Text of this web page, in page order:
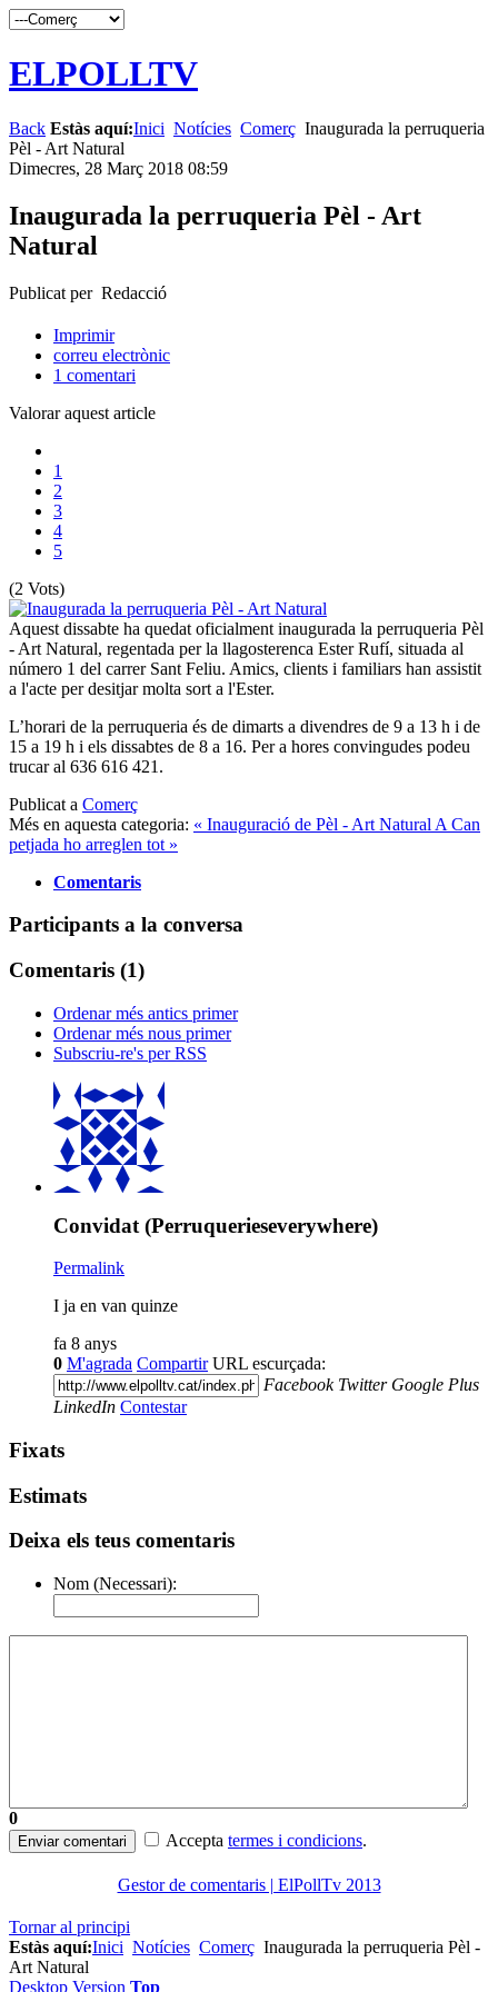
ELPOLLTV
Back Estàs aquí:Inici Notícies Comerç Inaugurada la perruqueria
Pèl - Art Natural
Dimecres, 28 Març 2018 08:59
Inaugurada la perruqueria Pèl - Art
Natural
Publicat per Redacció
Imprimir
correu electrònic
1 comentari
Valorar aquest article
1
2
3
4
5
(2 Vots)
Aquest dissabte ha quedat oficialment inaugurada la perruqueria Pèl
- Art Natural, regentada per la llagosterenca Ester Rufí, situada al
número 1 del carrer Sant Feliu. Amics, clients i familiars han assistit
a l'acte per desitjar molta sort a l'Ester.
L’horari de la perruqueria és de dimarts a divendres de 9 a 13 h i de
15 a 19 h i els dissabtes de 8 a 16. Per a hores convingudes podeu
trucar al 636 616 421.
Publicat a Comerç
Més en aquesta categoria: « Inauguració de Pèl - Art Natural A Can
petjada ho arreglen tot »
Comentaris
Participants a la conversa
Comentaris (1)
Ordenar més antics primer
Ordenar més nous primer
Subscriu-re's per RSS
Convidat (Perruquerieseverywhere)
Permalink
I ja en van quinze
fa 8 anys
0 M'agrada Compartir URL escurçada:
Facebook Twitter Google Plus
LinkedIn Contestar
Fixats
Estimats
Deixa els teus comentaris
Nom (Necessari):
0
Enviar comentari Accepta termes i condicions.
Gestor de comentaris | ElPollTv 2013
Tornar al principi
Estàs aquí:Inici Notícies Comerç Inaugurada la perruqueria Pèl -
Art Natural
Desktop Version Top